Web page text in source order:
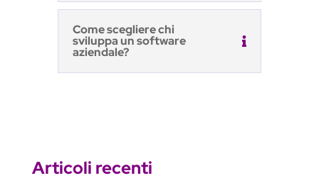
Come scegliere chi
sviluppa un software
aziendale?
Articoli recenti